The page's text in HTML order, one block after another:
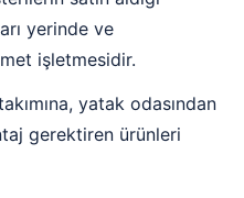
yerinde ve
işletmesidir.
yatak odasından
gerektiren ürünleri